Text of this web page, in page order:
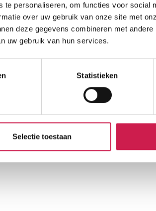
personaliseren, om functies voor social
over uw gebruik van onze site met
deze gegevens combineren met
uw gebruik van hun services.
Statistieken
Selectie toestaan